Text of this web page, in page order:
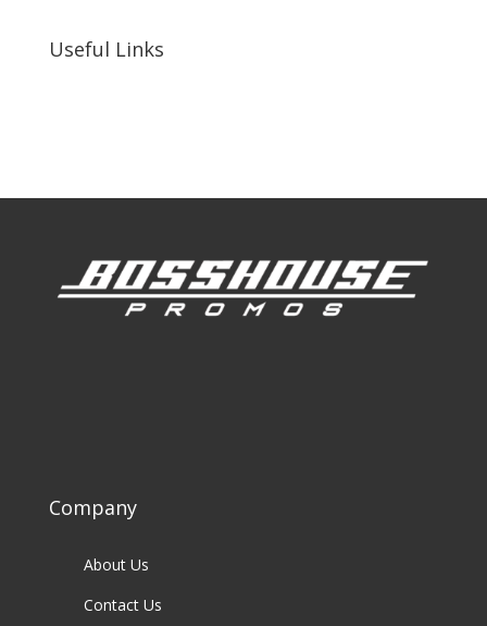
Useful Links
Company
About Us
Contact Us